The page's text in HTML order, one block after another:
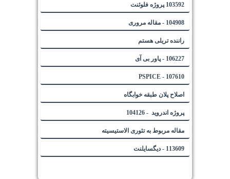
103592 پروژه فلوئنت
104908 - مقاله مروری
راننده تریلی هستم
106227 - پاور بی آی
107610 - PSPICE
اصلاح پلان طبقه خوابگاه
پروژه اندروید - 104126
مقاله مربوط به تئوری الاستیسیته
113609 - دیگسایلنت